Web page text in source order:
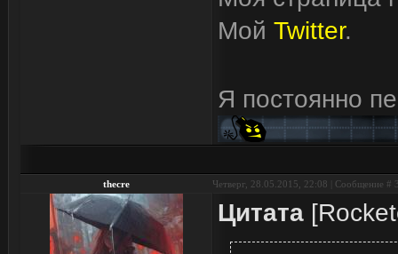
Мой Twitter.
Я постоянно
thecre Четверг, 28.05.2015, 22:08 | Сообщение #
Цитата